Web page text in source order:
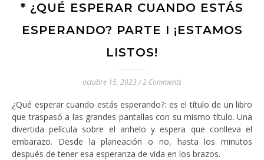
* ¿QUÉ ESPERAR CUANDO ESTÁS
ESPERANDO? PARTE I ¡ESTAMOS
LISTOS!
octubre 15, 2023 /2 Comments
¿Qué esperar cuando estás esperando?: es el título de un libro
que traspasó a las grandes pantallas con su mismo título. Una
divertida película sobre el anhelo y espera que conlleva el
embarazo. Desde la planeación o no, hasta los minutos
después de tener esa esperanza de vida en los brazos.